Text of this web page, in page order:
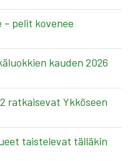
– pelit kovenee
kauden 2026
ratkaisevat Ykköseen
taistelevat tälläkin